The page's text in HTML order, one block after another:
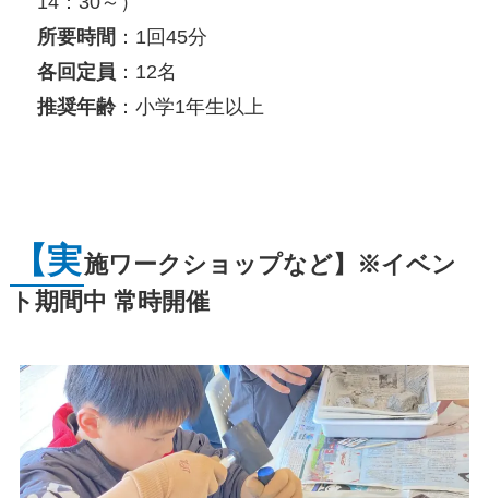
所要時間 ：1回45分
各回定員 ：12名
推奨年齢：小学1年生以上
【実施ワークショップなど】※イベン
ト期間中 常時開催